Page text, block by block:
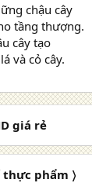
chậu cây
tầng thượng.
cây tạo
và cỏ cây.
giá rẻ
phẩm 〉